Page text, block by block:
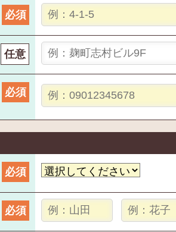
必須
任意
必須
必須
必須